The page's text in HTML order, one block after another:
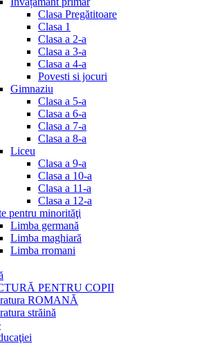
Clasa Pregătitoare
Clasa 1
Clasa a 2-a
Clasa a 3-a
Clasa a 4-a
Povesti si jocuri
Gimnaziu
Clasa a 5-a
Clasa a 6-a
Clasa a 7-a
Clasa a 8-a
Liceu
Clasa a 9-a
Clasa a 10-a
Clasa a 11-a
Clasa a 12-a
pentru minorităţi
Limba germană
Limba maghiară
Limba rromani
PENTRU COPII
ROMANĂ
străină